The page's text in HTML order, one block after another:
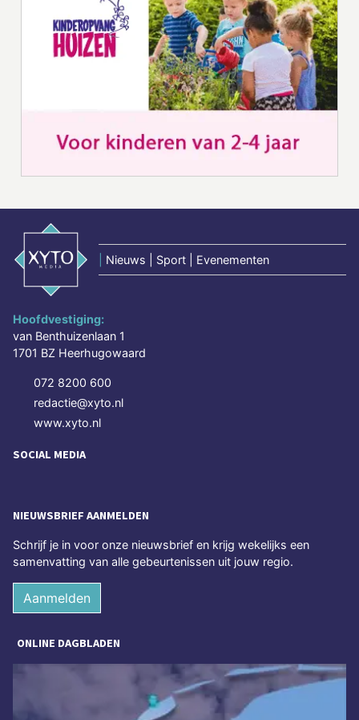
Nieuws | Sport | Evenementen
Hoofdvestiging:
van Benthuizenlaan 1
1701 BZ Heerhugowaard
072 8200 600
redactie@xyto.nl
www.xyto.nl
SOCIAL MEDIA
NIEUWSBRIEF AANMELDEN
Schrijf je in voor onze nieuwsbrief en krijg wekelijks een
samenvatting van alle gebeurtenissen uit jouw regio.
Aanmelden
ONLINE DAGBLADEN